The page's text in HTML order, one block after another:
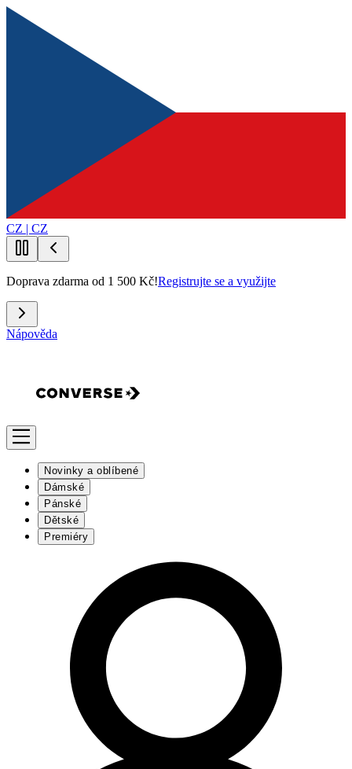
CZ | CZ
Doprava zdarma od 1 500 Kč!Registrujte se a využijte
Nápověda
Novinky a oblíbené
Dámské
Pánské
Dětské
Premiéry